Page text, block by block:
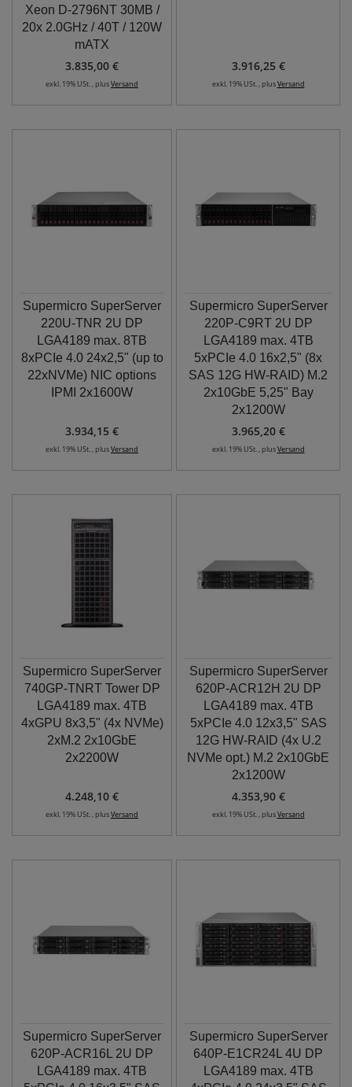
Xeon D-2796NT 30MB /
20x 2.0GHz / 40T / 120W
mATX
3.835,00 €
exkl. 19% USt. , plusVersand
3.916,25 €
exkl. 19% USt. , plusVersand
Supermicro SuperServer
220U-TNR 2U DP
LGA4189 max. 8TB
8xPCIe 4.0 24x2,5" (up to
22xNVMe) NIC options
IPMI 2x1600W
3.934,15 €
exkl. 19% USt. , plusVersand
Supermicro SuperServer
220P-C9RT 2U DP
LGA4189 max. 4TB
5xPCIe 4.0 16x2,5" (8x
SAS 12G HW-RAID) M.2
2x10GbE 5,25" Bay
2x1200W
3.965,20 €
exkl. 19% USt. , plusVersand
Supermicro SuperServer
740GP-TNRT Tower DP
LGA4189 max. 4TB
4xGPU 8x3,5" (4x NVMe)
2xM.2 2x10GbE
2x2200W
4.248,10 €
exkl. 19% USt. , plusVersand
Supermicro SuperServer
620P-ACR12H 2U DP
LGA4189 max. 4TB
5xPCIe 4.0 12x3,5" SAS
12G HW-RAID (4x U.2
NVMe opt.) M.2 2x10GbE
2x1200W
4.353,90 €
exkl. 19% USt. , plusVersand
Supermicro SuperServer
620P-ACR16L 2U DP
LGA4189 max. 4TB
Supermicro SuperServer
640P-E1CR24L 4U DP
LGA4189 max. 4TB